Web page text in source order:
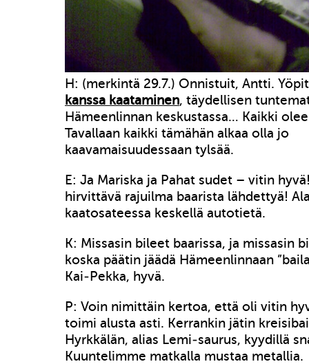
H: (merkintä 29.7.) Onnistuit, Antti.
kanssa kaataminen, täydellisen
Hämeenlinnan keskustassa… Kaikki
Tavallaan kaikki tämähän alkaa olla jo
kaavamaisuudessaan tylsää.
E: Ja Mariska ja Pahat sudet – vitin
hirvittävä rajuilma baarista lähdettyä!
kaatosateessa keskellä autotietä.
K: Missasin bileet baarissa, ja missasin
koska päätin jäädä Hämeenlinnaan
Kai-Pekka, hyvä.
P: Voin nimittäin kertoa, että oli vitin
toimi alusta asti. Kerrankin jätin
Hyrkkälän, alias Lemi-saurus, kyydillä
Kuuntelimme matkalla mustaa metallia.